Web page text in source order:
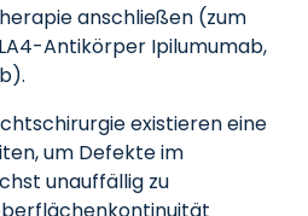
anschließen (zum
Antikörper Ipilumumab,
existieren eine
um Defekte im
unauffällig zu